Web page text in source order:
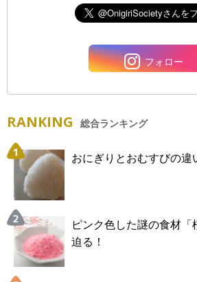
フォロー
RANKING 総合ランキング
おにぎりとおむすびの違
ピンク色した謎の食材
迫る！